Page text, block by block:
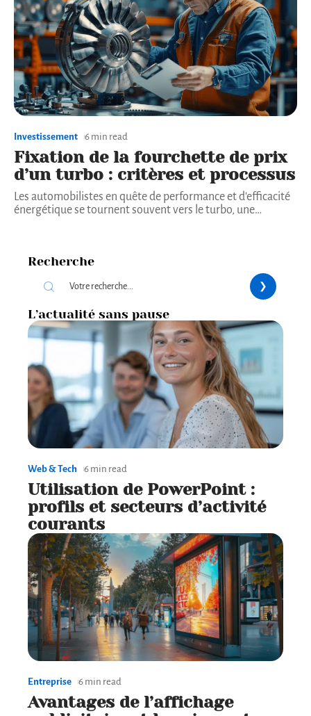
Investissement 6 min read
Fixation de la fourchette de prix
d’un turbo : critères et processus
Les automobilistes en quête de performance et d'efficacité
énergétique se tournent souvent vers le turbo, une…
Recherche
L’actualité sans pause
Web & Tech 6 min read
Utilisation de PowerPoint :
profils et secteurs d’activité
courants
Entreprise 6 min read
Avantages de l’affichage